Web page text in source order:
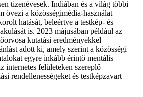
tizenévesek. Indiában és a világ többi
övezi a közösségimédia-használat
hatását, beleértve a testkép- és
is. 2023 májusában például az
kutatási eredményekkel
adott ki, amely szerint a közösségi
egyre inkább érintő mentális
internetes felületeken szereplő
rendellenességeket és testképzavart